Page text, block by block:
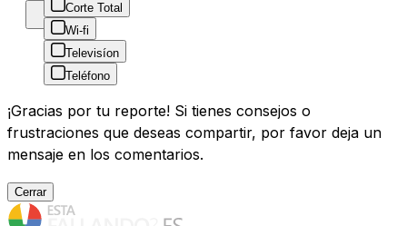
Corte Total
Wi-fi
Televisíon
Teléfono
¡Gracias por tu reporte! Si tienes consejos o
frustraciones que deseas compartir, por favor deja un
mensaje en los comentarios.
Cerrar